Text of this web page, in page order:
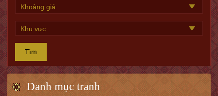
Tìm
Danh mục tranh